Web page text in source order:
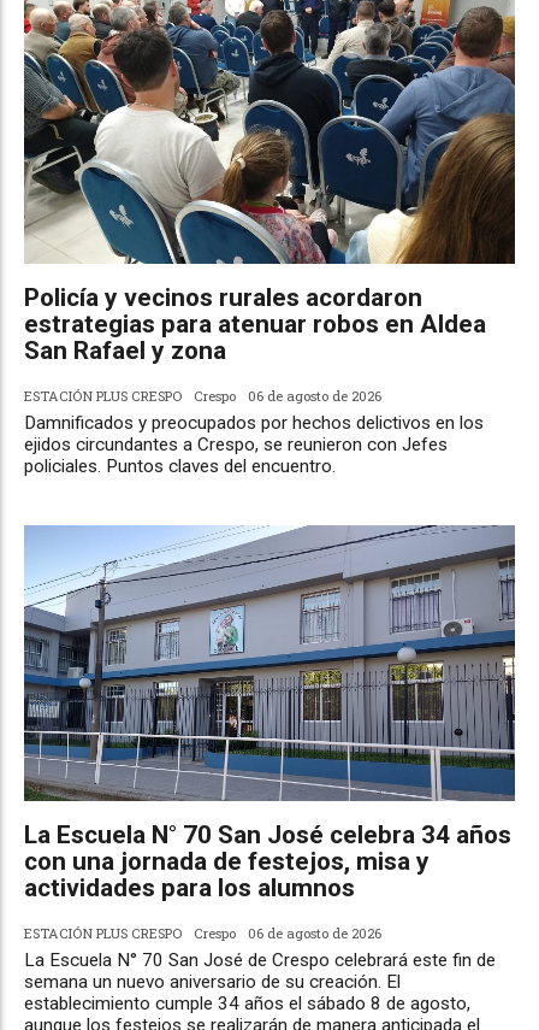
Policía y vecinos rurales acordaron
estrategias para atenuar robos en Aldea
San Rafael y zona
ESTACIÓN PLUS CRESPO Crespo 06 de agosto de 2026
Damnificados y preocupados por hechos delictivos en los
ejidos circundantes a Crespo, se reunieron con Jefes
policiales. Puntos claves del encuentro.
La Escuela N° 70 San José celebra 34 años
con una jornada de festejos, misa y
actividades para los alumnos
ESTACIÓN PLUS CRESPO Crespo 06 de agosto de 2026
La Escuela N° 70 San José de Crespo celebrará este fin de
semana un nuevo aniversario de su creación. El
establecimiento cumple 34 años el sábado 8 de agosto,
aunque los festejos se realizarán de manera anticipada el